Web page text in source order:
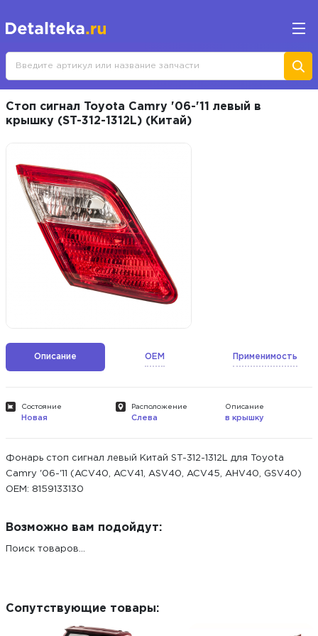
Стоп сигнал Toyota Camry '06-'11 левый в
крышку (ST-312-1312L) (Китай)
Описание OEM Применимость
Состояние
Новая
Расположение
Слева
Описание
в крышку
Фонарь стоп сигнал левый Китай ST-312-1312L для Toyota
Camry '06-'11 (ACV40, ACV41, ASV40, ACV45, AHV40, GSV40)
ОЕМ: 8159133130
Возможно вам подойдут:
Поиск товаров...
Сопутствующие товары: